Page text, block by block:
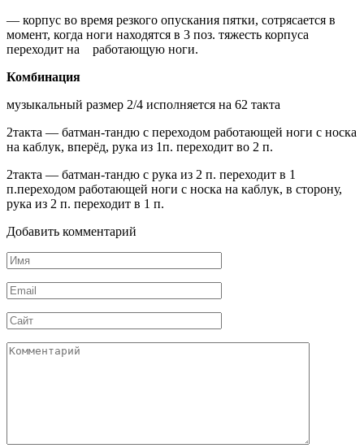
— корпус во время резкого опускания пятки, сотрясается в
момент, когда ноги находятся в 3 поз. тяжесть корпуса
переходит на работающую ноги.
Комбинация
музыкальный размер 2/4 исполняется на 62 такта
2такта — батман-тандю с переходом работающей ноги с носка
на каблук, вперёд, рука из 1п. переходит во 2 п.
2такта — батман-тандю с рука из 2 п. переходит в 1
п.переходом работающей ноги с носка на каблук, в сторону,
рука из 2 п. переходит в 1 п.
Добавить комментарий
Имя
*
Email
*
Сайт
Комментарий